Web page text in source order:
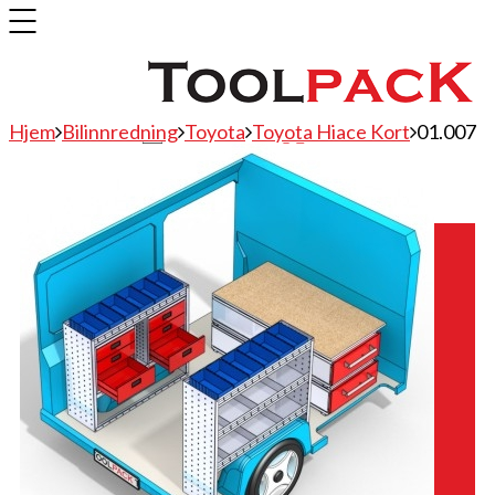
Bilinnredning
Citroen
Fiat
Hyundai
Isuzu
Mercedes
Nissan
Hjem Bilinnredning Toyota Toyota Hiace Kort 01.007